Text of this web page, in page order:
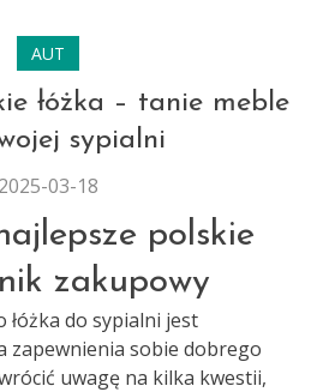
AUT
łóżka – tanie meble
sypialni
2025-03-18
polskie
zakupowy
do sypialni jest
zapewnienia sobie dobrego
uwagę na kilka kwestii,